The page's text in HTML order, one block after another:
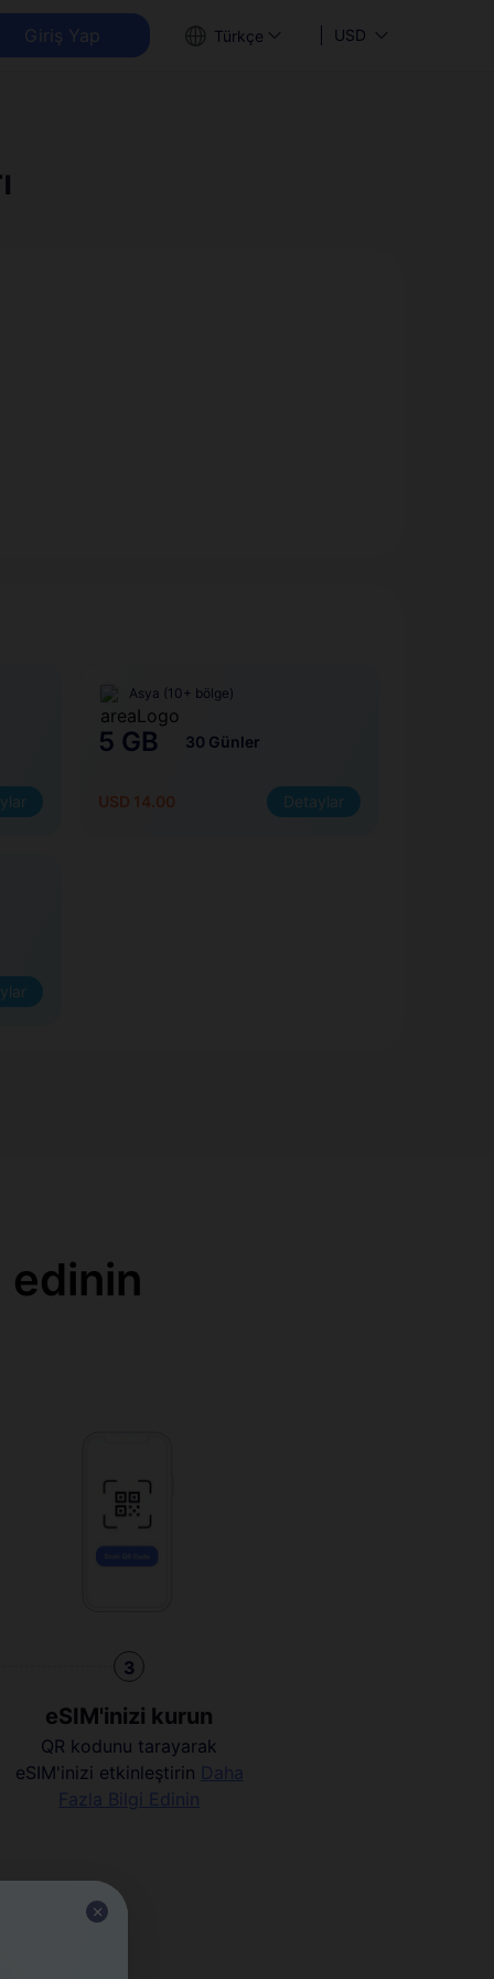
Giriş Yap Türkçe USD
Asya (10+ bölge)
5 GB 30 Günler
USD 14.00 Detaylar
edinin
3
eSIM'inizi kurun
QR kodunu tarayarak
eSIM'inizi etkinleştirin Daha
Fazla Bilgi Edinin